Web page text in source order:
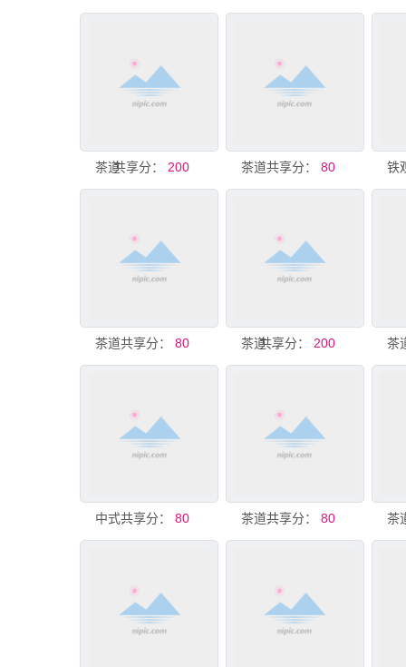
茶道共享分： 200 茶道共享分： 80
茶道共享分： 80 茶道活动邀请函
共享分： 200
中式茶道山水意境插画
共享分： 80 茶道文化墙
共享分： 80 茶